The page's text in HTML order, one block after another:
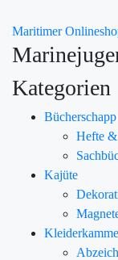
Maritimer
Kategorien
Bücherschapp
Hefte
Kajüte